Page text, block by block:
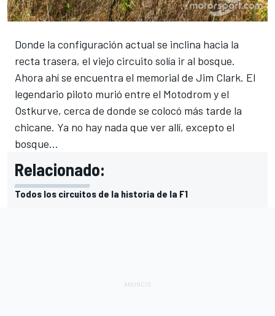
Donde la configuración actual se inclina hacia la
recta trasera, el viejo circuito solía ir al bosque.
Ahora ahí se encuentra el memorial de Jim Clark. El
legendario piloto murió entre el Motodrom y el
Ostkurve, cerca de donde se colocó más tarde la
chicane. Ya no hay nada que ver allí, excepto el
bosque...
Relacionado:
Todos los circuitos de la historia de la F1